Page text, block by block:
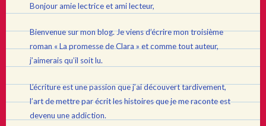
Bonjour amie lectrice et ami lecteur,
Bienvenue sur mon blog. Je viens d’écrire mon troisième
roman « La promesse de Clara » et comme tout auteur,
j’aimerais qu’il soit lu.
L’écriture est une passion que j’ai découvert tardivement,
l’art de mettre par écrit les histoires que je me raconte est
devenu une addiction.